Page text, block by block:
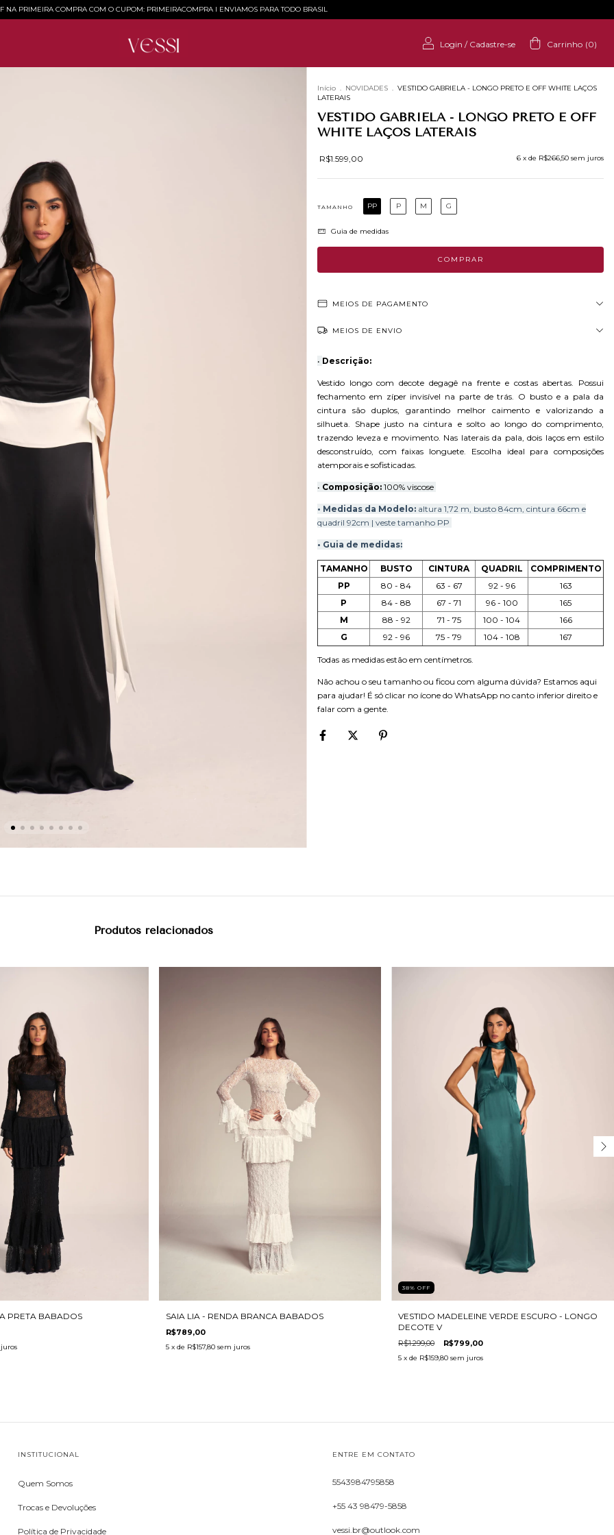
NA PRIMEIRA COMPRA COM O CUPOM: PRIMEIRACOMPRA l ENVIAMOS PARA TODO BRASIL
Login / Cadastre-se Carrinho (0)
Início . NOVIDADES . VESTIDO GABRIELA - LONGO PRETO E OFF WHITE LAÇOS
LATERAIS
VESTIDO GABRIELA - LONGO PRETO E OFF
WHITE LAÇOS LATERAIS
R$1.599,00 6 x de R$266,50 sem juros
TAMANHO PP P M G
Guia de medidas
MEIOS DE PAGAMENTO
MEIOS DE ENVIO
• Descrição:
Vestido longo com decote degagê na frente e costas abertas. Possui
fechamento em zíper invisível na parte de trás. O busto e a pala da
cintura são duplos, garantindo melhor caimento e valorizando a
silhueta. Shape justo na cintura e solto ao longo do comprimento,
trazendo leveza e movimento. Nas laterais da pala, dois laços em estilo
desconstruído, com faixas longuete. Escolha ideal para composições
atemporais e sofisticadas.
• Composição: 100% viscose
• Medidas da Modelo: altura 1,72 m, busto 84cm, cintura 66cm e
quadril 92cm | veste tamanho PP
• Guia de medidas:
TAMANHO BUSTO CINTURA QUADRIL
COMPRIMENTO
PP
80 - 84 63 - 67 92 - 96
163
P
84 - 88 67 - 71 96 - 100
165
M
88 - 92 71 - 75 100 - 104
166
G
92 - 96 75 - 79 104 - 108 167
Todas as medidas estão em centímetros.
Não achou o seu tamanho ou ficou com alguma dúvida? Estamos aqui
para ajudar! É só clicar no ícone do WhatsApp no canto inferior direito e
falar com a gente.
Produtos relacionados
PRETA BABADOS SAIA LIA - RENDA BRANCA BABADOS
R$789,00
5 x de R$157,80 sem juros
38%OFF
VESTIDO MADELEINE VERDE ESCURO - LONGO
DECOTE V
R$1.299,00 R$799,00
5 x de R$159,80 sem juros
INSTITUCIONAL
Quem Somos
Trocas e Devoluções
Política de Privacidade
ENTRE EM CONTATO
5543984795858
+55 43 98479-5858
vessi.br@outlook.com